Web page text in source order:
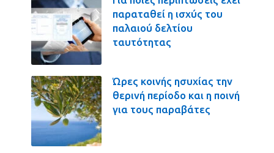
παραταθεί η ισχύς του
παλαιού δελτίου
ταυτότητας
Ώρες κοινής ησυχίας την
θερινή περίοδο και η ποινή
για τους παραβάτες